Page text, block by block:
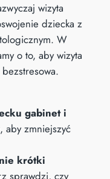
wizyta
dziecka z
W
o to, aby wizyta
gabinet i
, aby zmniejszyć
krótki
sprawdzi, czy